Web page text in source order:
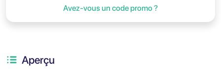
Avez-vous un code promo ?
Aperçu